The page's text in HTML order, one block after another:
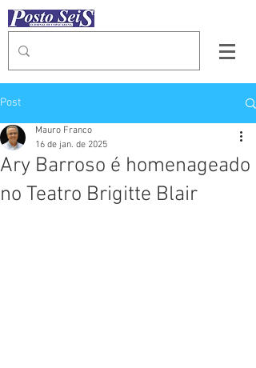
Post
Ary Barroso é homenageado
no Teatro Brigitte Blair
Mauro Franco
16 de jan. de 2025